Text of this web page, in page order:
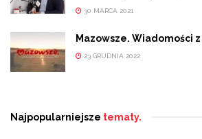
30 MARCA 2021
Mazowsze. Wiadomości
23 GRUDNIA 2022
Najpopularniejsze tematy.